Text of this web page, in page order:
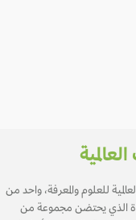
للعلوم والمعرفة، واحد من
الذي يحتضن مجموعة من